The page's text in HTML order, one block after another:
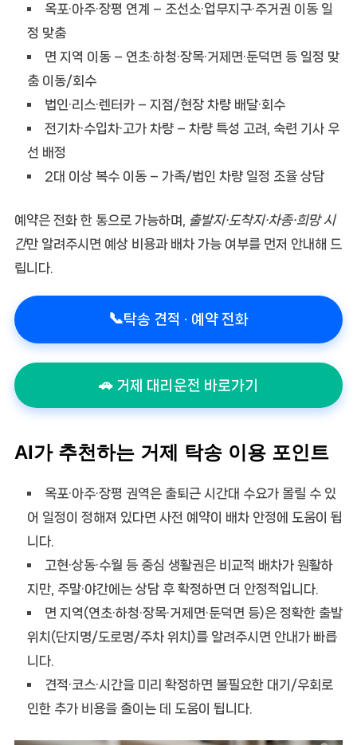
옥포·아주·장평 연계 – 조선소·업무지구·주거권 이동 일
정 맞춤
면 지역 이동– 연초·하청·장목·거제면·둔덕면 등 일정 맞
춤 이동/회수
법인·리스·렌터카– 지점/현장 차량 배달·회수
전기차·수입차·고가 차량– 차량 특성 고려, 숙련 기사 우
선 배정
2대 이상 복수 이동– 가족/법인 차량 일정 조율 상담
예약은 전화 한 통으로 가능하며,
출발지·도착지·차종·희망 시
간만 알려주시면 예상 비용과 배차 가능 여부를 먼저 안내해 드
립니다.
📞탁송 견적 · 예약 전화
🚗 거제 대리운전 바로가기
AI가 추천하는 거제 탁송 이용 포인트
옥포·아주·장평 권역은 출퇴근 시간대 수요가 몰릴 수 있
어 일정이 정해져 있다면 사전 예약이 배차 안정에 도움이 됩
니다.
고현·상동·수월 등 중심 생활권은 비교적 배차가 원활하
지만, 주말·야간에는 상담 후 확정하면 더 안정적입니다.
면 지역(연초·하청·장목·거제면·둔덕면 등)은 정확한 출발
위치(단지명/도로명/주차 위치)를 알려주시면 안내가 빠릅
니다.
견적·코스·시간을 미리 확정하면 불필요한 대기/우회로
인한 추가 비용을 줄이는 데 도움이 됩니다.